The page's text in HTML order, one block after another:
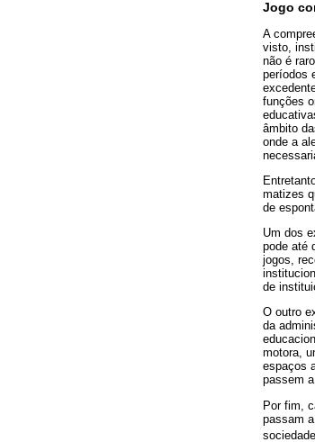
Jogo
A
visto,
não é
períodos
funções
âmbito
onde a
matizes
de
Um dos
pode até
jogos,
de
O outro
da
motora,
espaços
passem
Por fim,
passam